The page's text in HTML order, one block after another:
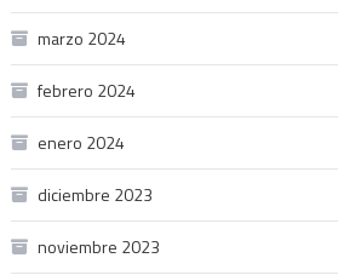
marzo 2024
febrero 2024
enero 2024
diciembre 2023
noviembre 2023